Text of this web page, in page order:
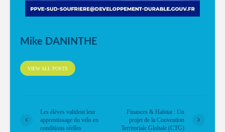
Mike DANINTHE
VIEW ALL POSTS
Les élèves valident leur
apprentissage du vélo en
conditions réelles
Finances & Habitat : Un
projet de la Convention
Territoriale Globale (CTG)